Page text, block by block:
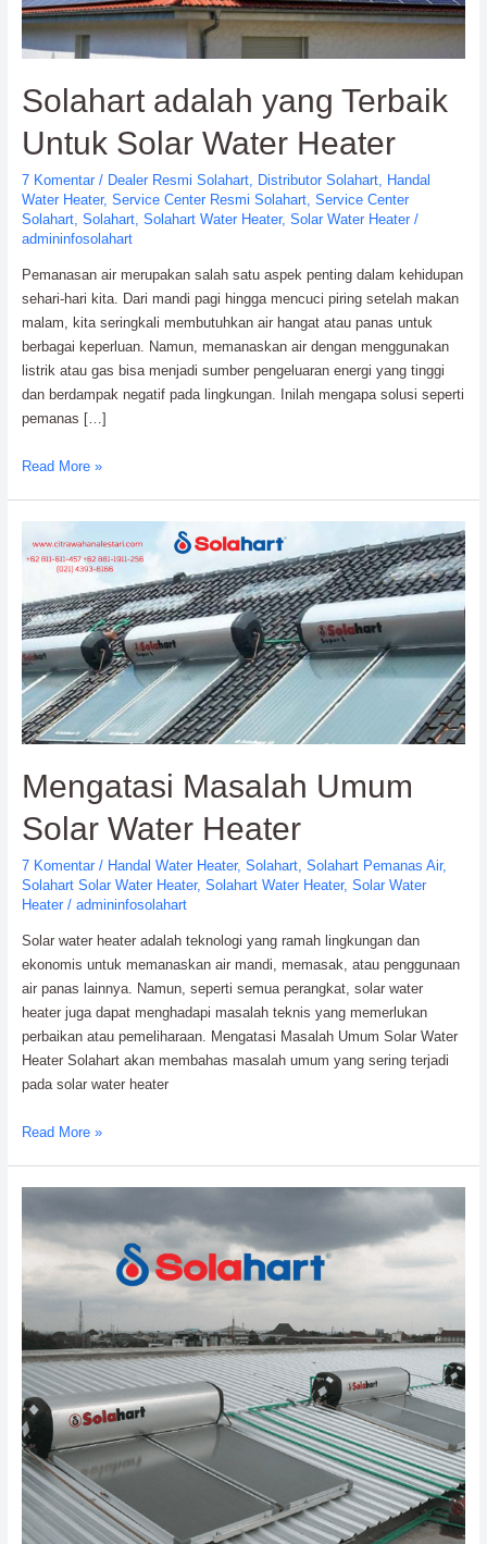
Solahart adalah yang Terbaik
Untuk Solar Water Heater
7 Komentar / Dealer Resmi Solahart, Distributor Solahart,
Handal
Water Heater, Service Center Resmi Solahart, Service Center
Solahart, Solahart, Solahart Water Heater, Solar Water Heater/
admininfosolahart
Pemanasan air merupakan salah satu aspek penting dalam kehidupan
sehari-hari kita. Dari mandi pagi hingga mencuci piring setelah makan
malam, kita seringkali membutuhkan air hangat atau panas untuk
berbagai keperluan. Namun, memanaskan air dengan menggunakan
listrik atau gas bisa menjadi sumber pengeluaran energi yang tinggi
dan berdampak negatif pada lingkungan. Inilah mengapa solusi seperti
pemanas […]
Solahart
Terbaik
Untuk
Water
Heater
Read More »
Mengatasi Masalah Umum
Solar Water Heater
7 Komentar / Handal Water Heater, Solahart, Solahart Pemanas Air,
Solahart Solar Water Heater, Solahart Water Heater, Solar Water
Heater/ admininfosolahart
Solar water heater adalah teknologi yang ramah lingkungan dan
ekonomis untuk memanaskan air mandi, memasak, atau penggunaan
air panas lainnya. Namun, seperti semua perangkat, solar water
heater juga dapat menghadapi masalah teknis yang memerlukan
perbaikan atau pemeliharaan. Mengatasi Masalah Umum Solar Water
Heater Solahart akan membahas masalah umum yang sering terjadi
pada solar water heater
Mengatasi
Water
Heater
Read More »